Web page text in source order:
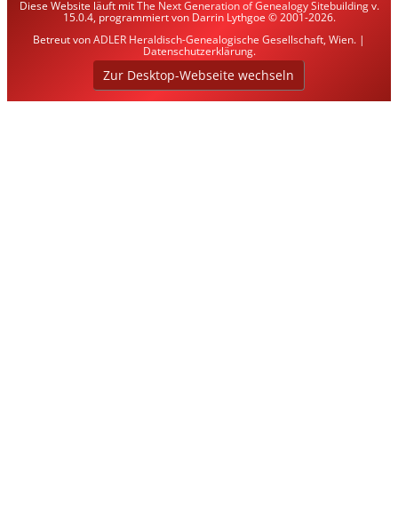
Diese Website läuft mitThe Next Generation of Genealogy Sitebuildingv.
15.0.4, programmiert von Darrin Lythgoe © 2001-2026.
Betreut vonADLER Heraldisch-Genealogische Gesellschaft, Wien. |
Datenschutzerklärung.
Zur Desktop-Webseite wechseln